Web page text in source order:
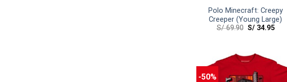
Polo Minecraft: Creepy
Creeper (Young Large)
S/69.90 S/ 34.95
-50%